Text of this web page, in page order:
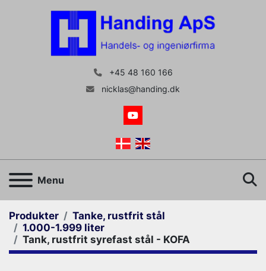
+45 48 160 166
nicklas@handing.dk
youtube
Menu
Produkter
Tanke, rustfrit stål
1.000-1.999 liter
Tank, rustfrit syrefast stål - KOFA